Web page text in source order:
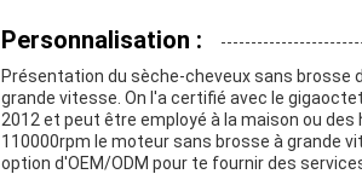
Personnalisation :
Présentation du sèche-cheveux sans brosse
grande vitesse. On l'a certifié avec le
2012 et peut être employé à la maison ou
110000rpm le moteur sans brosse à grande
option d'OEM/ODM pour te fournir des